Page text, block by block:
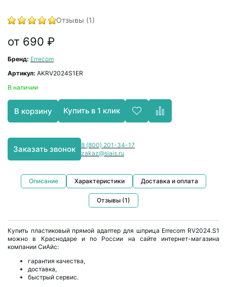
Отзывы (1)
от 690 ₽
Бренд: Errecom
Артикул: AKRV2024S1ER
В наличии
В корзину Купить в 1 клик
Заказать звонок
8 (800) 201-34-17
zakaz@siais.ru
Описание Характеристики Доставка и оплата
Отзывы (1)
Купить пластиковый прямой адаптер для шприца Errecom RV2024.S1
можно в Краснодаре и по России на сайте интернет-магазина
компании СиАйс:
гарантия качества,
доставка,
быстрый сервис.